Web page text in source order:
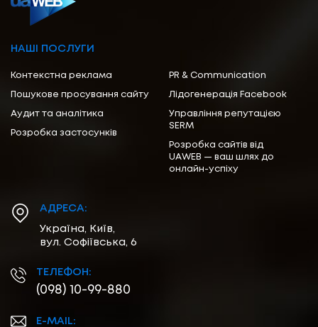
НАШІ ПОСЛУГИ
Контекстна реклама
Пошукове просування сайту
Аудит та аналітика
Розробка застосунків
PR & Communication
Лідогенерація Facebook
Управління репутацією
SERM
Розробка сайтів від
UAWEB — ваш шлях до
онлайн-успіху
АДРЕСА:
Україна, Київ,
вул. Софіївська, 6
ТЕЛЕФОН:
(098) 10-99-880
E-MAIL: